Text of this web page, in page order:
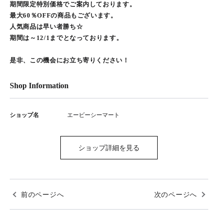
期間限定特別価格でご案内しております。
最大60％OFFの商品もございます。
人気商品は早い者勝ち☆
期間は～12/1までとなっております。
是非、この機会にお立ち寄りください！
Shop Information
ショップ名 エービーシーマート
ショップ詳細を見る
前のページへ 次のページへ